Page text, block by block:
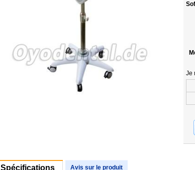
Je
Spécifications Avis sur le produit